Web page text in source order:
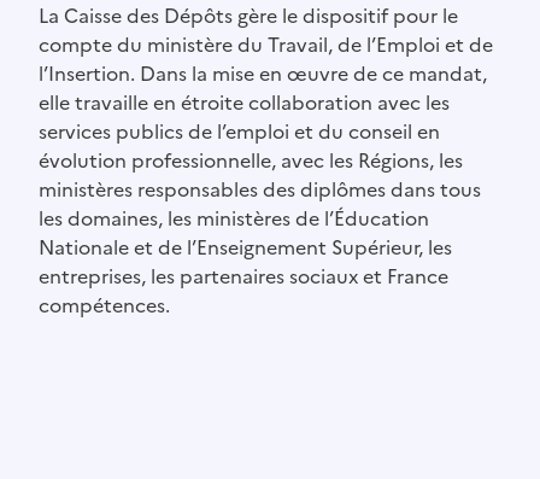
La Caisse des Dépôts gère le dispositif pour le
compte du ministère du Travail, de l’Emploi et de
l’Insertion. Dans la mise en œuvre de ce mandat,
elle travaille en étroite collaboration avec les
services publics de l’emploi et du conseil en
évolution professionnelle, avec les Régions, les
ministères responsables des diplômes dans tous
les domaines, les ministères de l’Éducation
Nationale et de l’Enseignement Supérieur, les
entreprises, les partenaires sociaux et France
compétences.